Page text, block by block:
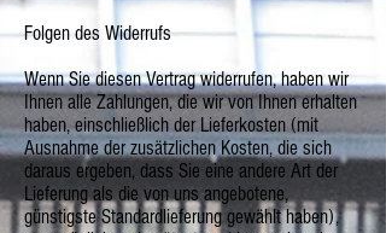
Folgen des Widerrufs
Wenn Sie diesen Vertrag widerrufen, haben wir
Ihnen alle Zahlungen, die wir von Ihnen erhalten
haben, einschließlich der Lieferkosten (mit
Ausnahme der zusätzlichen Kosten, die sich
daraus ergeben, dass Sie eine andere Art der
Lieferung als die von uns angebotene,
günstigste Standardlieferung gewählt haben),